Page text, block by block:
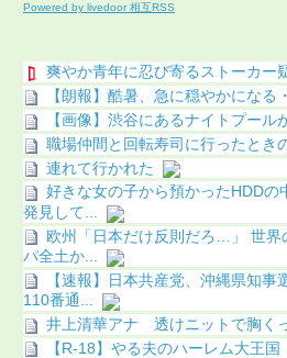
Powered by livedoor 相互RSS
爽やか青年に忍び寄るストーカー
【朗報】酷暑、急に穏やかになる
【画像】渋谷にあるナイトプール
職場仲間と回転寿司に行ったとき
連れて行かれた
好きな女の子から預かったHDDの
発見して...
欧州「日本だけ反則だろ…」 世界
パ全土か...
【速報】日本共産党、沖縄県知事
110番通...
井上清華アナ 透けニットで胸く
【R-18】やる夫のハーレム大王